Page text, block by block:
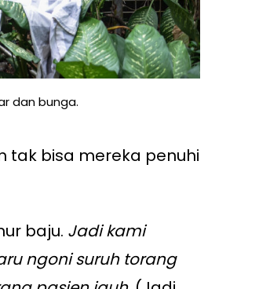
dan bunga.
tak bisa mereka penuhi
baju. Jadi kami
ngoni suruh torang